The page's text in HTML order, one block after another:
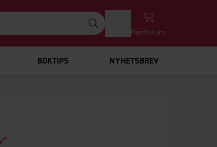
Handlekurv
BOKTIPS NYHETSBREV